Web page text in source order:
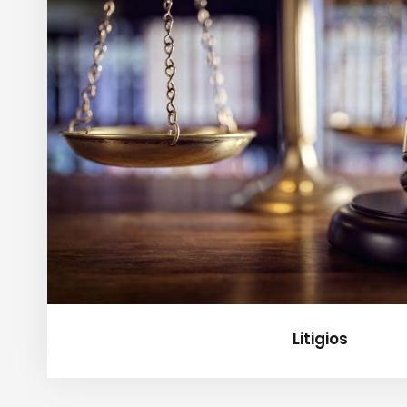
Litigios
Litigios